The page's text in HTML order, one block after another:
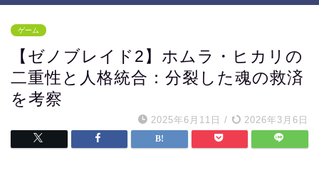
ゲーム
【ゼノブレイド2】ホムラ・ヒカリの
二重性と人格統合：分裂した魂の救済
を考察
2025年6月11日 / 2026年3月6日